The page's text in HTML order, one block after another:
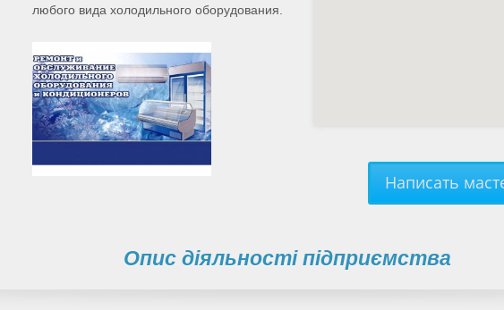
любого вида холодильного оборудования.
Написать
Опис діяльності підприємства